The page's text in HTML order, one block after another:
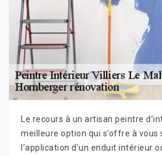
Le recours à un artisan peintre
meilleure option qui s’offre à vous
l’application d’un enduit intérieur